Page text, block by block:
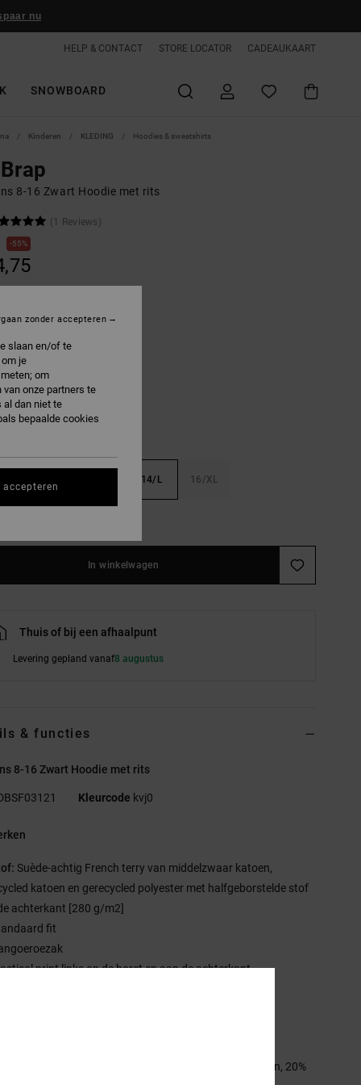
nu
HELP & CONTACT STORE LOCATOR CADEAUKAART
SNOWBOARD
Kinderen KLEDING Hoodies & sweatshirts
8-16 Zwart Hoodie met rits
(1 Reviews)
55%
14/L 16/XL
In winkelwagen
Thuis of bij een afhaalpunt
Levering gepland vanaf8 augustus
& functies
8-16 Zwart Hoodie met rits
Kleurcode kvj0
Suède-achtig French terry van middelzwaar katoen,
katoen en gerecycled polyester met halfgeborstelde stof
achterkant [280 g/m2]
fit
print links op de borst en aan de achterkant
[Hoofdstof] 55% katoen, 25% gerecycled katoen, 20%
slaan en/of te
je
om
onze partners te
al dan niet te
bepaalde cookies
zonder accepteren
accepteren